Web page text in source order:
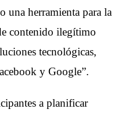
una herramienta para la
contenido ilegítimo
tecnológicas,
y Google”.
a planificar